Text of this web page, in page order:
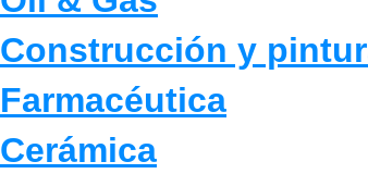
Construcción y
Farmacéutica
Cerámica